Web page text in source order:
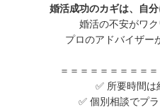
婚活成功のカギは、自
婚活の不安がワ
プロのアドバイザー
＝＝＝＝＝＝＝＝＝
✅ 所要時間は
✅ 個別相談でプ